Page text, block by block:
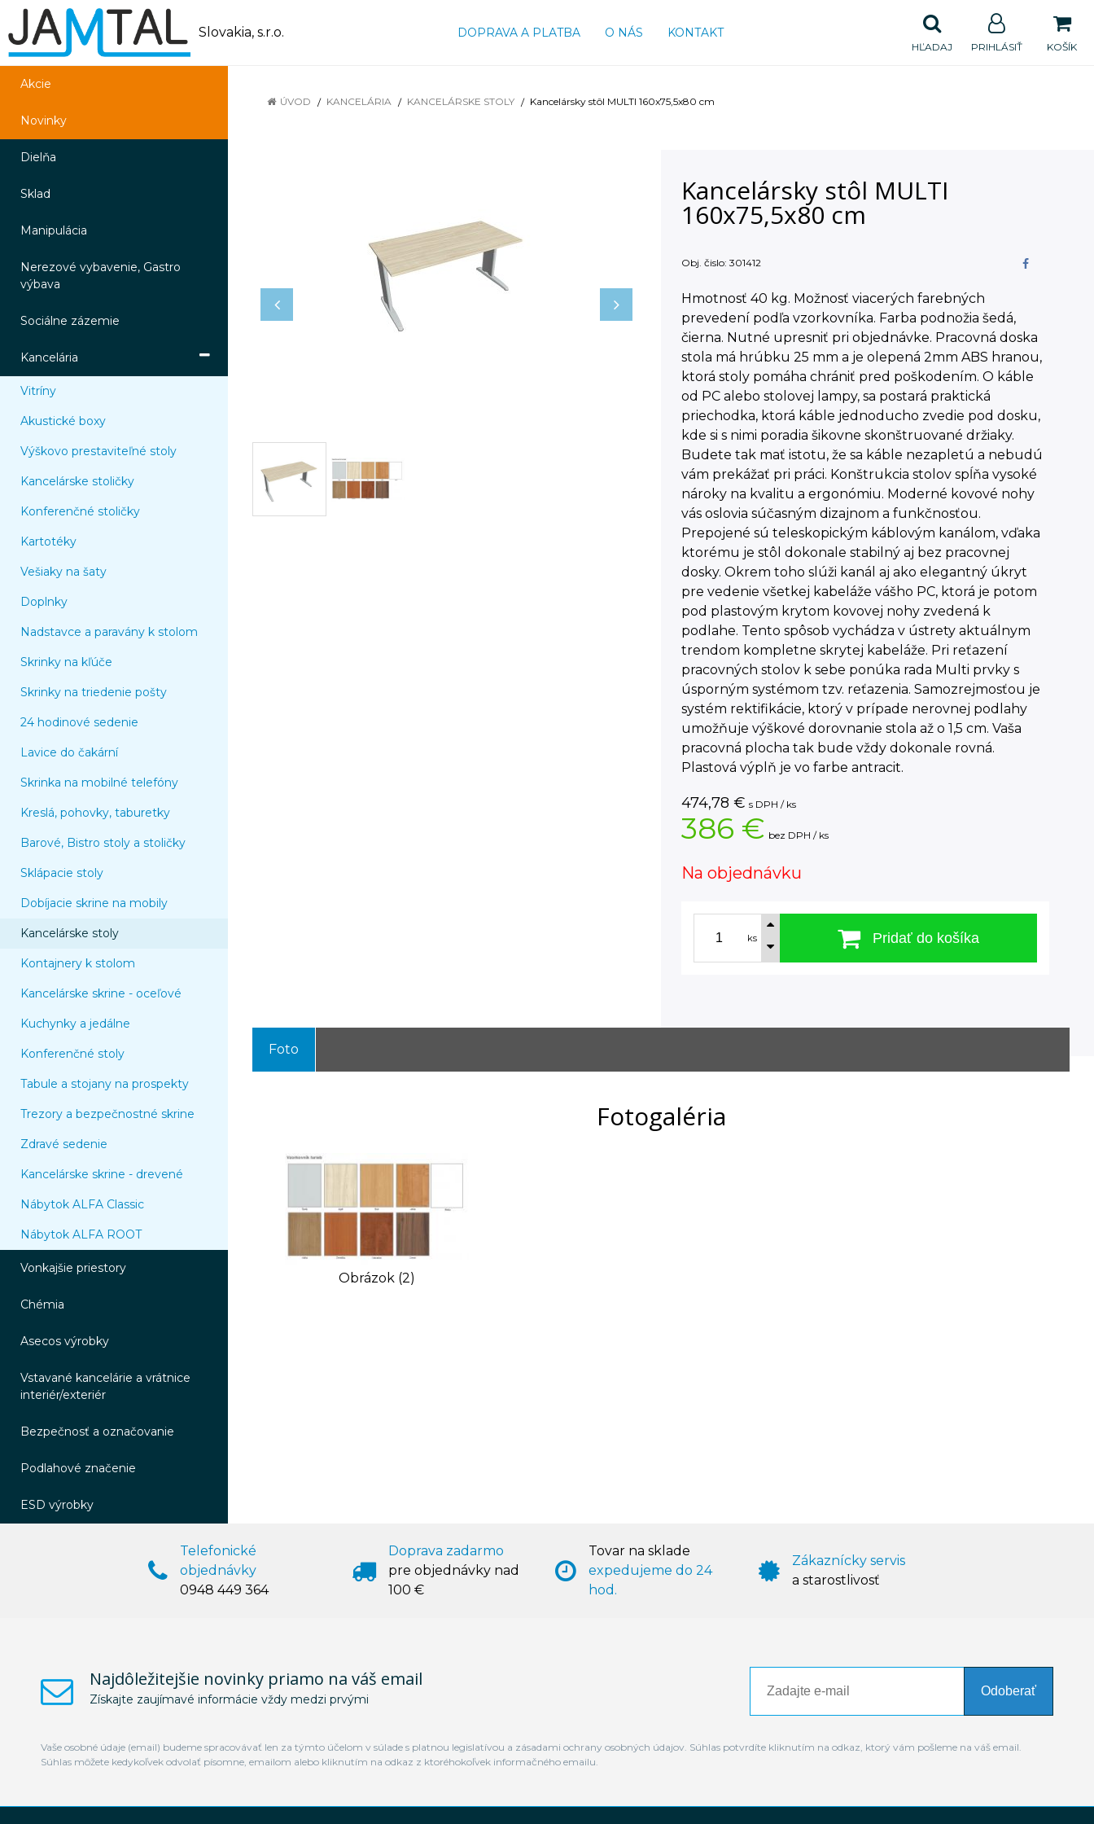
Slovakia, s.r.o. DOPRAVA A PLATBA O NÁS KONTAKT
KOŠÍK
PRIHLÁSIŤ
HĽADAJ
Akcie
Novinky
Dielňa
Sklad
Manipulácia
Nerezové vybavenie, Gastro
výbava
Sociálne zázemie
Kancelária
Vitríny
Akustické boxy
Výškovo prestaviteľné stoly
Kancelárske stoličky
Konferenčné stoličky
Kartotéky
Vešiaky na šaty
Doplnky
Nadstavce a paravány k stolom
Skrinky na kľúče
Skrinky na triedenie pošty
24 hodinové sedenie
Lavice do čakární
Skrinka na mobilné telefóny
Kreslá, pohovky, taburetky
Barové, Bistro stoly a stoličky
Sklápacie stoly
Dobíjacie skrine na mobily
Kancelárske stoly
Kontajnery k stolom
Kancelárske skrine - oceľové
Kuchynky a jedálne
Konferenčné stoly
Tabule a stojany na prospekty
Trezory a bezpečnostné skrine
Zdravé sedenie
Kancelárske skrine - drevené
Nábytok ALFA Classic
Nábytok ALFA ROOT
Vonkajšie priestory
Chémia
Asecos výrobky
Vstavané kancelárie a vrátnice
interiér/exteriér
Bezpečnosť a označovanie
Podlahové značenie
ESD výrobky
ÚVOD KANCELÁRIA KANCELÁRSKE STOLY Kancelársky stôl MULTI 160x75,5x80 cm
Kancelársky stôl MULTI
160x75,5x80 cm
Obj. čislo: 301412
Hmotnosť 40 kg. Možnosť viacerých farebných
prevedení podľa vzorkovníka. Farba podnožia šedá,
čierna. Nutné upresniť pri objednávke. Pracovná doska
stola má hrúbku 25 mm a je olepená 2mm ABS hranou,
ktorá stoly pomáha chrániť pred poškodením. O káble
od PC alebo stolovej lampy, sa postará praktická
priechodka, ktorá káble jednoducho zvedie pod dosku,
kde si s nimi poradia šikovne skonštruované držiaky.
Budete tak mať istotu, že sa káble nezapletú a nebudú
vám prekážať pri práci. Konštrukcia stolov spĺňa vysoké
nároky na kvalitu a ergonómiu. Moderné kovové nohy
vás oslovia súčasným dizajnom a funkčnosťou.
Prepojené sú teleskopickým káblovým kanálom, vďaka
ktorému je stôl dokonale stabilný aj bez pracovnej
dosky. Okrem toho slúži kanál aj ako elegantný úkryt
pre vedenie všetkej kabeláže vášho PC, ktorá je potom
pod plastovým krytom kovovej nohy zvedená k
podlahe. Tento spôsob vychádza v ústrety aktuálnym
trendom kompletne skrytej kabeláže. Pri reťazení
pracovných stolov k sebe ponúka rada Multi prvky s
úsporným systémom tzv. reťazenia. Samozrejmosťou je
systém rektifikácie, ktorý v prípade nerovnej podlahy
umožňuje výškové dorovnanie stola až o 1,5 cm. Vaša
pracovná plocha tak bude vždy dokonale rovná.
Plastová výplň je vo farbe antracit.
474,78 € s DPH / ks
386 € bez DPH / ks
Na objednávku
ks Pridať do košíka
Foto
Fotogaléria
Obrázok (2)
Telefonické
objednávky
0948 449 364
Doprava zadarmo
pre objednávky nad
100 €
Tovar na sklade
expedujeme do 24
hod.
Zákaznícky servis
a starostlivosť
Najdôležitejšie novinky priamo na váš email
Získajte zaujímavé informácie vždy medzi prvými
Odoberať
Vaše osobné údaje (email) budeme spracovávať len za týmto účelom v súlade s platnou legislatívou a zásadami ochrany osobných údajov. Súhlas potvrdíte kliknutím na odkaz, ktorý vám pošleme na váš email.
Súhlas môžete kedykoľvek odvolať písomne, emailom alebo kliknutím na odkaz z ktoréhokoľvek informačného emailu.